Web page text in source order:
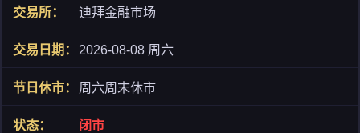
迪拜金融市场
2026-08-08 周六
周六周末休市
闭市